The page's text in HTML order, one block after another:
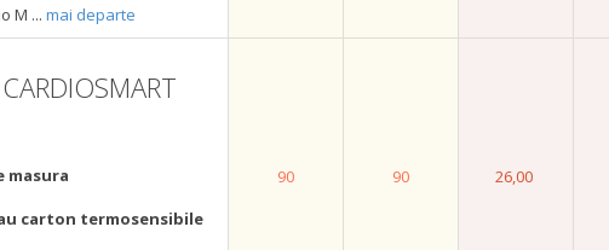
M ... mai departe
masura
carton termosensibile
90 90 26,00